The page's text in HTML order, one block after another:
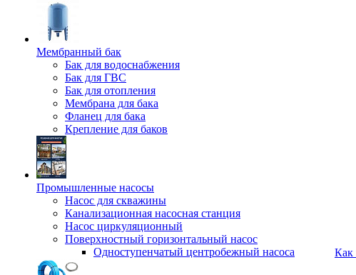
Мембранный бак
Бак для водоснабжения
Бак для ГВС
Бак для отопления
Мембрана для бака
Фланец для бака
Крепление для баков
Промышленные насосы
Насос для скважины
Канализационная насосная станция
Насос циркуляционный
Поверхностный горизонтальный насос
Одноступенчатый центробежный насоса
Как